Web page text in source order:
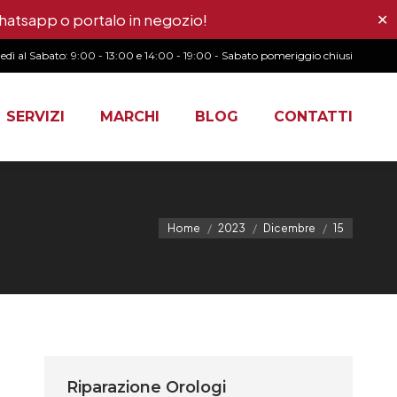
o portalo in negozio! ✕
al Sabato: 9:00 - 13:00 e 14:00 - 19:00 - Sabato pomeriggio chiusi
SERVIZI MARCHI BLOG CONTATTI
Home 2023 Dicembre 15
Riparazione Orologi